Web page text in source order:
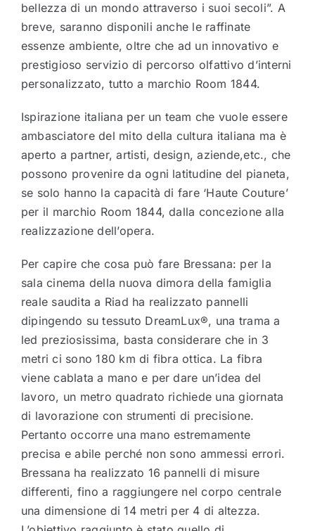
bellezza di un mondo attraverso i suoi secoli”. A
breve, saranno disponili anche le raffinate
essenze ambiente, oltre che ad un innovativo e
prestigioso servizio di percorso olfattivo d’interni
personalizzato, tutto a marchio Room 1844.
Ispirazione italiana per un team che vuole essere
ambasciatore del mito della cultura italiana ma è
aperto a partner, artisti, design, aziende,etc., che
possono provenire da ogni latitudine del pianeta,
se solo hanno la capacità di fare ‘Haute Couture’
per il marchio Room 1844, dalla concezione alla
realizzazione dell’opera.
Per capire che cosa può fare Bressana: per la
sala cinema della nuova dimora della famiglia
reale saudita a Riad ha realizzato pannelli
dipingendo su tessuto DreamLux®, una trama a
led preziosissima, basta considerare che in 3
metri ci sono 180 km di fibra ottica. La fibra
viene cablata a mano e per dare un’idea del
lavoro, un metro quadrato richiede una giornata
di lavorazione con strumenti di precisione.
Pertanto occorre una mano estremamente
precisa e abile perché non sono ammessi errori.
Bressana ha realizzato 16 pannelli di misure
differenti, fino a raggiungere nel corpo centrale
una dimensione di 14 metri per 4 di altezza.